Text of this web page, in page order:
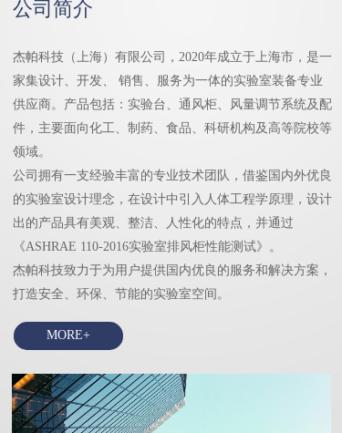
公司简介
杰帕科技（上海）有限公司，2020年成立于上海市，是一
家集设计、开发、 销售、服务为一体的实验室装备专业
供应商。产品包括：实验台、通风柜、风量调节系统及配
件，主要面向化工、制药、食品、科研机构及高等院校等
领域。
公司拥有一支经验丰富的专业技术团队，借鉴国内外优良
的实验室设计理念，在设计中引入人体工程学原理，设计
出的产品具有美观、整洁、人性化的特点，并通过
《ASHRAE 110-2016实验室排风柜性能测试》。
杰帕科技致力于为用户提供国内优良的服务和解决方案，
打造安全、环保、节能的实验室空间。
MORE+